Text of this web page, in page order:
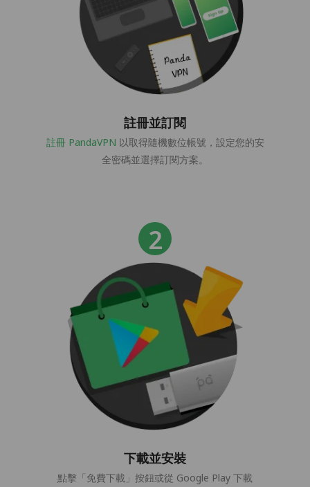
註冊並訂閱
註冊 PandaVPN 以取得隨機數位帳號，設定您的安
全密碼並選擇訂閱方案。
下載並安裝
點擊「免費下載」按鈕或從 Google Play 下載